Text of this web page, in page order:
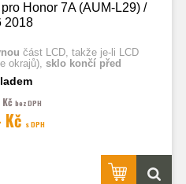
Honor 7A (AUM-L29) /
2018
část LCD, takže je-li LCD
okrajů), sklo končí před
bez DPH
Kč s DPH